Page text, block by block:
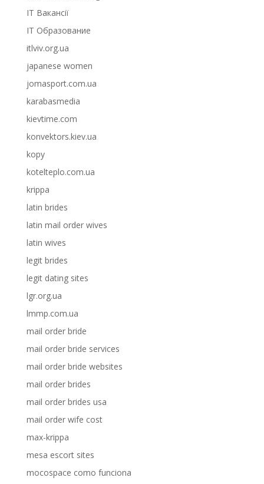
IT Вакансії
IT Образование
itlviv.org.ua
japanese women
jomasport.com.ua
karabasmedia
kievtime.com
konvektors.kiev.ua
kopy
kotelteplo.com.ua
krippa
latin brides
latin mail order wives
latin wives
legit brides
legit dating sites
lgr.org.ua
lmmp.com.ua
mail order bride
mail order bride services
mail order bride websites
mail order brides
mail order brides usa
mail order wife cost
max-krippa
mesa escort sites
mocospace como funciona